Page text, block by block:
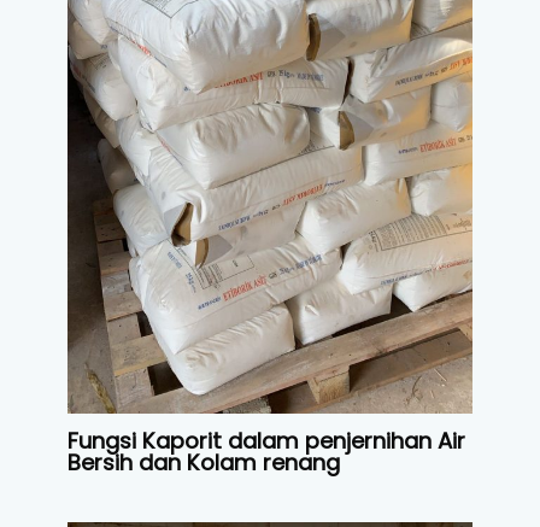
Fungsi Kaporit dalam penjernihan Air
Bersih dan Kolam renang